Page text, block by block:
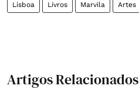
Lisboa Livros Marvila Artes
Artigos Relacionados